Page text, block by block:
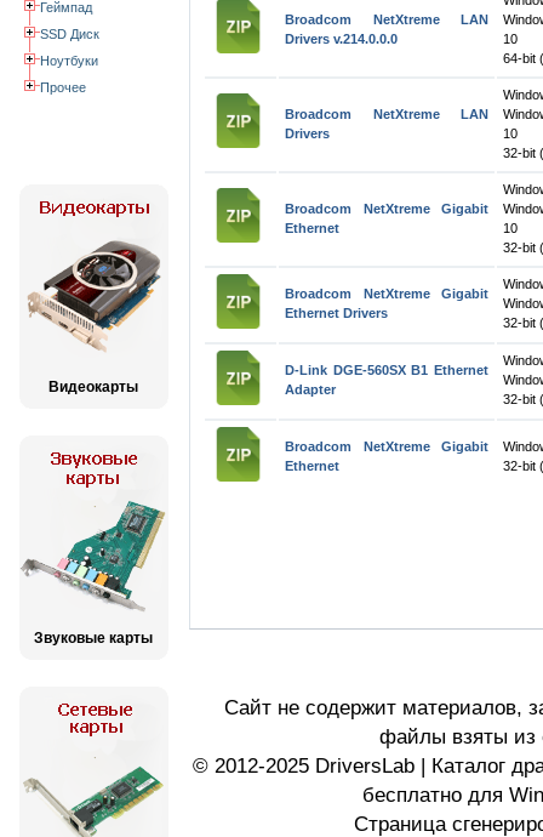
Геймпад
SSD Диск
Ноутбуки
Прочее
Видеокарты
Звуковые карты
Broadcom NetXtreme LAN
Drivers v.214.0.0.0
10
64-bit
Broadcom NetXtreme LAN
Drivers
10
32-bit
Broadcom NetXtreme Gigabit
Ethernet
10
32-bit
Broadcom NetXtreme Gigabit
Ethernet Drivers
32-bit
D-Link DGE-560SX B1 Ethernet
Adapter
32-bit
Broadcom NetXtreme Gigabit
Ethernet
32-bit
Сайт не содержит материалов,
файлы взяты из
© 2012-2025 DriversLab | Каталог
бесплатно для
Страница